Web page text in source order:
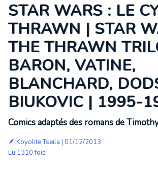
STAR WARS : LE
THRAWN | STAR
THE THRAWN
BARON, VATINE,
BLANCHARD,
BIUKOVIC | 1995-
Comics adaptés des romans de
🪶 Koyolite Tseila | 01/12/2013
Lu 1310 fois